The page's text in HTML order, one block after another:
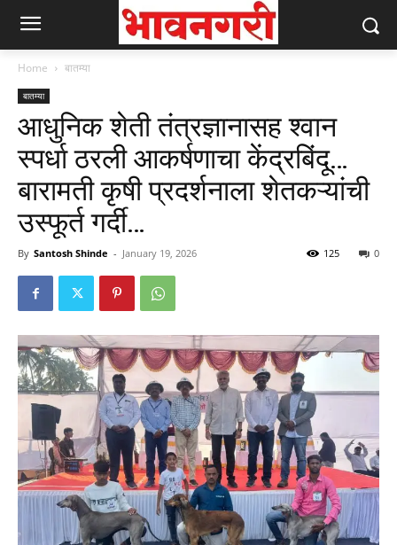
Home बातम्या
बातम्या
आधुनिक शेती तंत्रज्ञानासह श्वान
स्पर्धा ठरली आकर्षणाचा केंद्रबिंदू…
बारामती कृषी प्रदर्शनाला शेतकऱ्यांची
उस्फूर्त गर्दी…
By Santosh Shinde - January 19, 2026 0
125